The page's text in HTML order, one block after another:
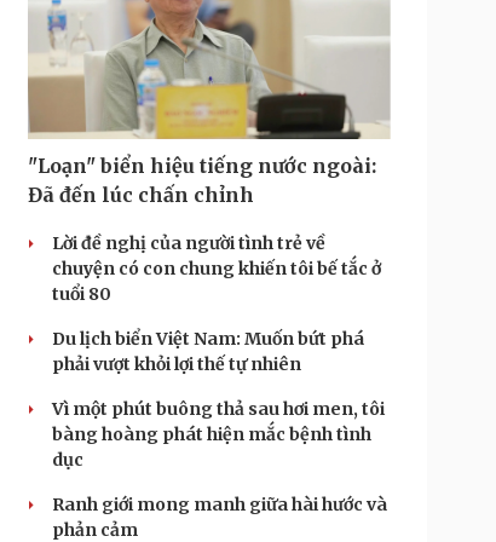
"Loạn" biển hiệu tiếng nước ngoài:
Đã đến lúc chấn chỉnh
Lời đề nghị của người tình trẻ về
chuyện có con chung khiến tôi bế tắc ở
tuổi 80
Du lịch biển Việt Nam: Muốn bứt phá
phải vượt khỏi lợi thế tự nhiên
Vì một phút buông thả sau hơi men, tôi
bàng hoàng phát hiện mắc bệnh tình
dục
Ranh giới mong manh giữa hài hước và
phản cảm